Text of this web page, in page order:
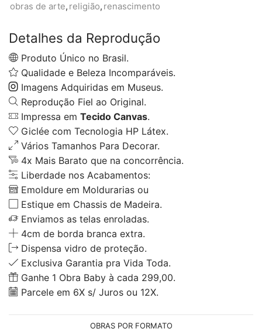
obras de arte, religião, renascimento
Detalhes da Reprodução
Produto Único no Brasil.
Qualidade e Beleza Incomparáveis.
Imagens Adquiridas em Museus.
Reprodução Fiel ao Original.
Impressa em Tecido Canvas.
Giclée com Tecnologia HP Látex.
Vários Tamanhos Para Decorar.
4x Mais Barato que na concorrência.
Liberdade nos Acabamentos:
Emoldure em Moldurarias ou
Estique em Chassis de Madeira.
Enviamos as telas enroladas.
4cm de borda branca extra.
Dispensa vidro de proteção.
Exclusiva Garantia pra Vida Toda.
Ganhe 1 Obra Baby à cada 299,00.
Parcele em 6X s/ Juros ou 12X.
OBRAS POR FORMATO